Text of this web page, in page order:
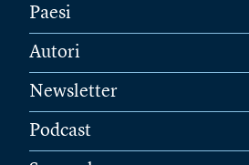
Paesi
Autori
Newsletter
Podcast